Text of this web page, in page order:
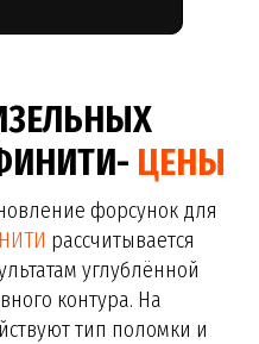
ЦЕНЫ
форсунок для
рассчитывается
углублённой
контура. На
тип поломки и